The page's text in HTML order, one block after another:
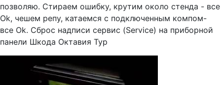
позволяю. Стираем ошибку, крутим около стенда - все
Ok, чешем репу, катаемся с подключенным компом-
все Ok. Сброс надписи сервис (Service) на приборной
панели Шкода Октавия Тур